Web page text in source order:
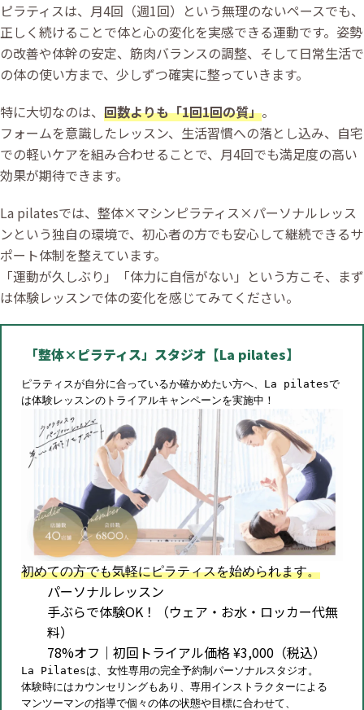
ピラティスは、月4回（週1回）という無理のないペースでも、
正しく続けることで体と心の変化を実感できる運動です。姿勢
の改善や体幹の安定、筋肉バランスの調整、そして日常生活で
の体の使い方まで、少しずつ確実に整っていきます。
特に大切なのは、 回数よりも「1回1回の質」。
フォームを意識したレッスン、生活習慣への落とし込み、自宅
での軽いケアを組み合わせることで、月4回でも満足度の高い
効果が期待できます。
La pilatesでは、整体×マシンピラティス×パーソナルレッス
ンという独自の環境で、初心者の方でも安心して継続できるサ
ポート体制を整えています。
「運動が久しぶり」「体力に自信がない」という方こそ、まず
は体験レッスンで体の変化を感じてみてください。
「整体×ピラティス」スタジオ【La pilates】
ピラティスが自分に合っているか確かめたい方へ、La pilatesで
は体験レッスンのトライアルキャンペーンを実施中！
初めての方でも気軽にピラティスを始められます。
パーソナルレッスン
手ぶらで体験OK！（ウェア・お水・ロッカー代無
料）
78%オフ｜初回トライアル価格 ¥3,000（税込）
La Pilatesは、女性専用の完全予約制パーソナルスタジオ。
体験時にはカウンセリングもあり、専用インストラクターによる
マンツーマンの指導で個々の体の状態や目標に合わせて、